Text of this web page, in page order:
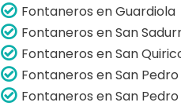
Fontaneros en Guardiola
Fontaneros en San
Fontaneros en San
Fontaneros en San
Fontaneros en San